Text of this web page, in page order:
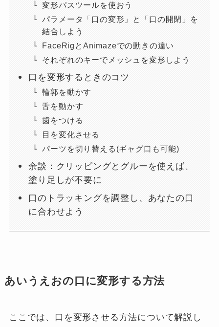
変形パスツールを使おう
パラメータ「口の変形」と「口の開閉」を
結合しよう
FaceRigとAnimazeでの動きの違い
それぞれのキーでメッシュを変形しよう
口を変形するときのコツ
輪郭を動かす
舌を動かす
歯をつける
目を変化させる
パーツを切り替える(ギャグ口も可能)
余談：クリッピングとグルーを使えば、
塗り足しが不要に
口のトラッキングを調整し、あなたの口
に合わせよう
あいうえおの口に変形する方法
ここでは、口を変形させる方法について解説し